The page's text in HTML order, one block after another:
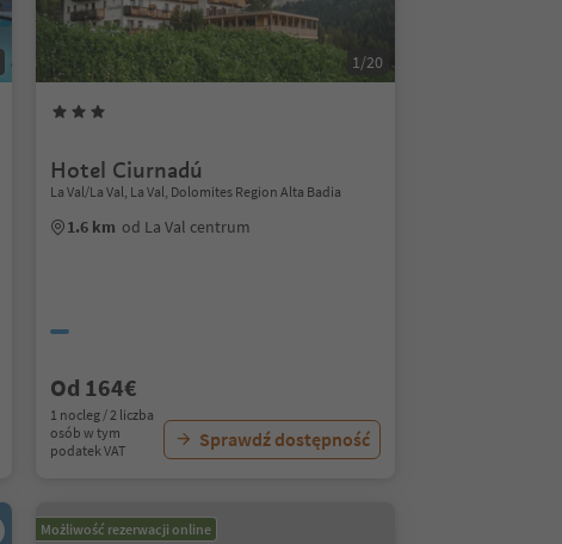
1/20
Hotel Ciurnadú
La Val/La Val, La Val, Dolomites Region Alta Badia
1.6 km od La Val centrum
Od 164€
1 nocleg / 2 liczba
osób w tym
podatek VAT
Sprawdź dostępność
Możliwość rezerwacji online